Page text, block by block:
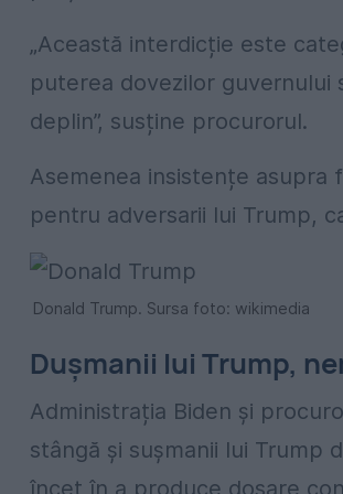
„Această interdicție este
puterea dovezilor guvernului
deplin”, susține procurorul.
Asemenea insistențe
pentru adversarii lui Trump,
Donald Trump. Sursa foto: wikimedia
Dușmanii lui Trump,
Administrația Biden și
stângă și sușmanii lui Trump